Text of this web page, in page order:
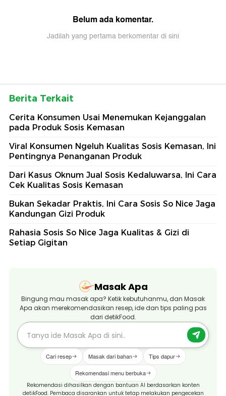
Belum ada komentar.
Jadilah yang pertama berkomentar di sini
Berita Terkait
Cerita Konsumen Usai Menemukan Kejanggalan
pada Produk Sosis Kemasan
Viral Konsumen Ngeluh Kualitas Sosis Kemasan, Ini
Pentingnya Penanganan Produk
Dari Kasus Oknum Jual Sosis Kedaluwarsa, Ini Cara
Cek Kualitas Sosis Kemasan
Bukan Sekadar Praktis, Ini Cara Sosis So Nice Jaga
Kandungan Gizi Produk
Rahasia Sosis So Nice Jaga Kualitas & Gizi di
Setiap Gigitan
Masak Apa
Bingung mau masak apa? Ketik kebutuhanmu, dan Masak
Apa akan merekomendasikan resep, ide dan tips paling pas
dari detikFood.
Cari resep Masak dari bahan Tips dapur
Rekomendasi menu berbuka
Rekomendasi dihasilkan dengan bantuan AI berdasarkan konten
detikFood. Pembaca disarankan untuk tetap melakukan pengecekan